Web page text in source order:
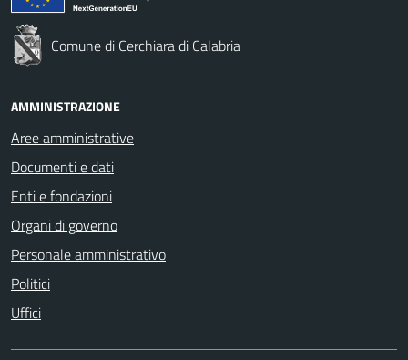
Comune di Cerchiara di Calabria
AMMINISTRAZIONE
Aree amministrative
Documenti e dati
Enti e fondazioni
Organi di governo
Personale amministrativo
Politici
Uffici